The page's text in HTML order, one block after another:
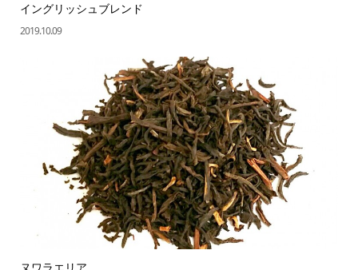
イングリッシュブレンド
2019.10.09